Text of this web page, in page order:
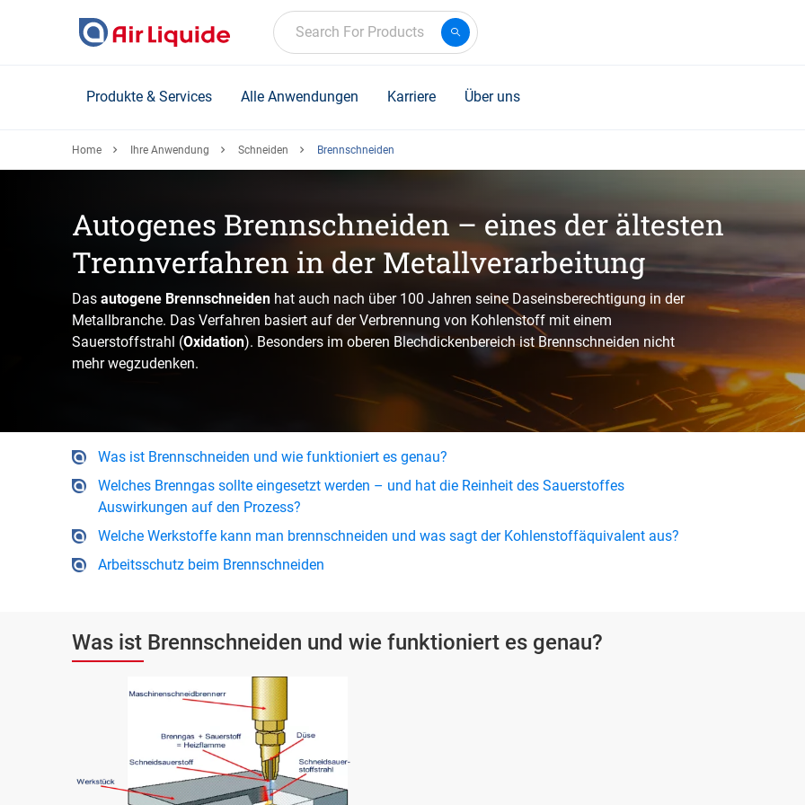
Search For Products
Produkte & Services Alle Anwendungen Karriere Über uns
Home Ihre Anwendung Schneiden Brennschneiden
Autogenes Brennschneiden – eines der ältesten
Trennverfahren in der Metallverarbeitung
Das autogene Brennschneiden hat auch nach über 100 Jahren seine Daseinsberechtigung in der
Metallbranche. Das Verfahren basiert auf der Verbrennung von Kohlenstoff mit einem
Sauerstoffstrahl (Oxidation). Besonders im oberen Blechdickenbereich ist Brennschneiden nicht
mehr wegzudenken.
Was ist Brennschneiden und wie funktioniert es genau?
Welches Brenngas sollte eingesetzt werden – und hat die Reinheit des Sauerstoffes
Auswirkungen auf den Prozess?
Welche Werkstoffe kann man brennschneiden und was sagt der Kohlenstoffäquivalent aus?
Arbeitsschutz beim Brennschneiden
Was ist Brennschneiden und wie funktioniert es genau?